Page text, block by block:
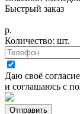
Быстрый заказ
р.
Количество: шт.
Даю своё
и соглашаюсь с